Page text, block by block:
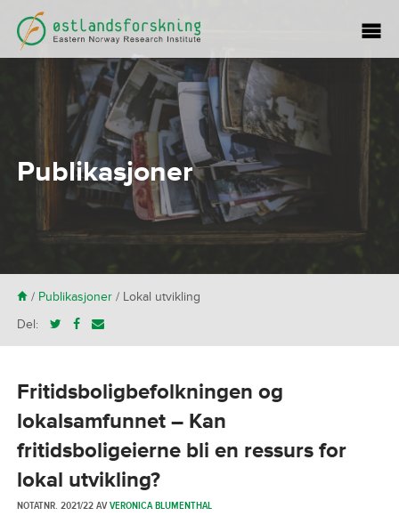
Publikasjoner
H/ Publikasjoner/ Lokal utvikling
Del:
Fritidsboligbefolkningen og
lokalsamfunnet – Kan
fritidsboligeierne bli en ressurs for
lokal utvikling?
NOTATNR. 2021/22 AVVERONICA BLUMENTHAL